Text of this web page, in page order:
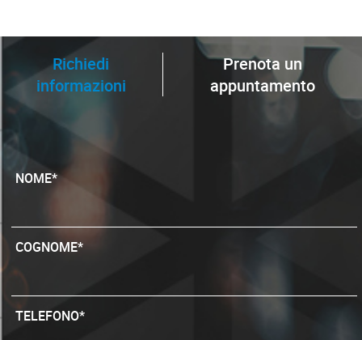
Richiedi
informazioni
Prenota un
appuntamento
NOME*
COGNOME*
TELEFONO*